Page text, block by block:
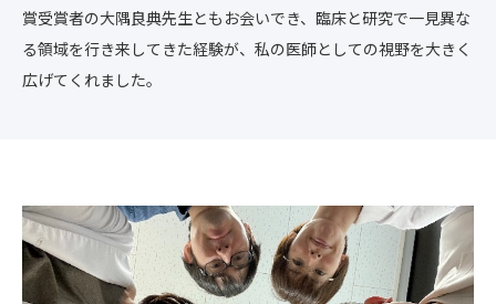
賞受賞者の大隅良典先生ともお会いでき、臨床と研究で一見異な
る領域を行き来してきた経験が、私の医師としての視野を大きく
広げてくれました。